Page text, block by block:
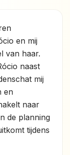
en mij
van haar.
naast
mij
en
naar
de planning
tijdens